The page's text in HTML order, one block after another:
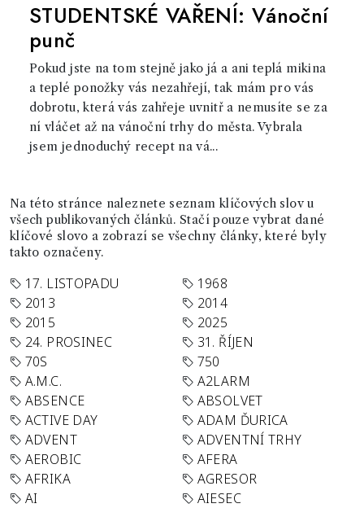
STUDENTSKÉ VAŘENÍ: Vánoční
punč
Pokud jste na tom stejně jako já a ani teplá mikina
a teplé ponožky vás nezahřejí, tak mám pro vás
dobrotu, která vás zahřeje uvnitř a nemusíte se za
ní vláčet až na vánoční trhy do města. Vybrala
jsem jednoduchý recept na vá...
Na této stránce naleznete seznam klíčových slov u
všech publikovaných článků. Stačí pouze vybrat dané
klíčové slovo a zobrazí se všechny články, které byly
takto označeny.
17. LISTOPADU
1968
2013
2014
2015
2025
24. PROSINEC
31. ŘÍJEN
70S
750
A.M.C.
A2LARM
ABSENCE
ABSOLVET
ACTIVE DAY
ADAM ĎURICA
ADVENT
ADVENTNÍ TRHY
AEROBIC
AFERA
AFRIKA
AGRESOR
AI
AIESEC